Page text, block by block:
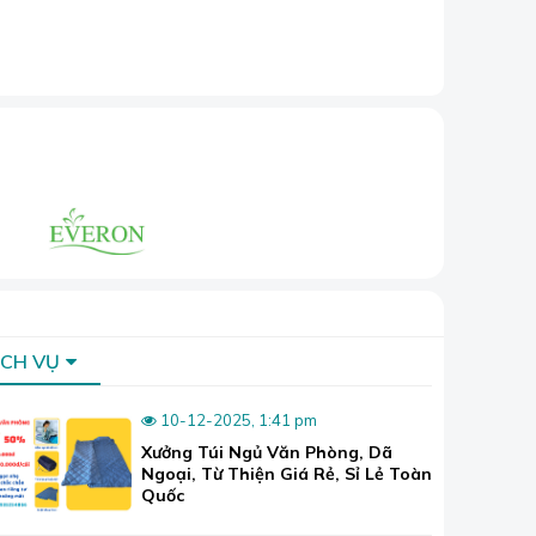
tốt nhất,
thoải mái
satin,
hàng.
VỤ
10-12-2025, 1:41 pm
Xưởng Túi Ngủ Văn Phòng, Dã
Ngoại, Từ Thiện Giá Rẻ, Sỉ Lẻ Toàn
Quốc